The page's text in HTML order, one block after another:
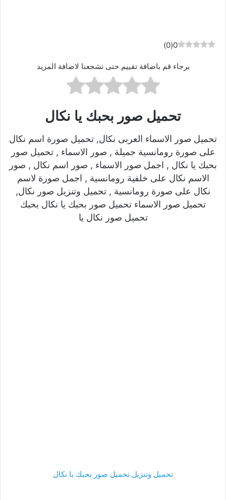
0
(
0
)
برجاء قم باضافة تقييم حتى تشجعنا لاضافة المزيد
تحميل صور بحبك يا نكال
تحميل صور الاسماء العربى نكال, تحميل صورة اسم نكال
على صورة رومانسية جميلة , صور الاسماء , تحميل صور
بحبك يا نكال , اجمل صور الاسماء , صور اسم نكال , صور
الاسم نكال على خلفية رومانسية , اجمل صورة لاسم
نكال على صورة رومانسية , تحميل وتنزيل صور نكال,
تحميل صور الاسماء تحميل صور بحبك يا نكال بحبك
تحميل صور نكال يا
تحميل وتنزيل تحميل صور بحبك يا نكال